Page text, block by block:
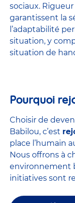
sociaux.
garantissent la
l’adaptabilité
situation, y
situation de
Pourquoi
Choisir de
Babilou, c’est
place l’humain
Nous offrons à
environnement
initiatives sont